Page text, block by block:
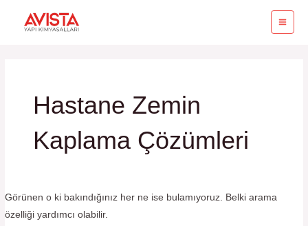
Hastane Zemin
Kaplama Çözümleri
Görünen o ki bakındığınız her ne ise bulamıyoruz. Belki arama
özelliği yardımcı olabilir.